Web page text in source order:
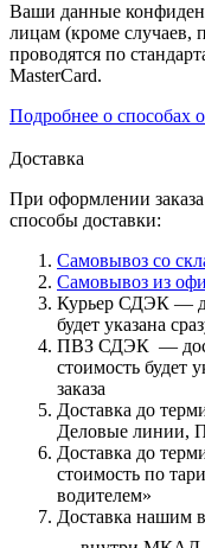
Ваши данные
лицам (кроме случаев,
проводятся по
MasterCard.
Подробнее о способах
Доставка
При оформлении
способы доставки:
Самовывоз со
Самовывоз из
Курьер СДЭК —
будет указана
ПВЗ СДЭК —
стоимость будет
заказа
Доставка до
Деловые линии,
Доставка до
стоимость по
водителем»
Доставка нашим